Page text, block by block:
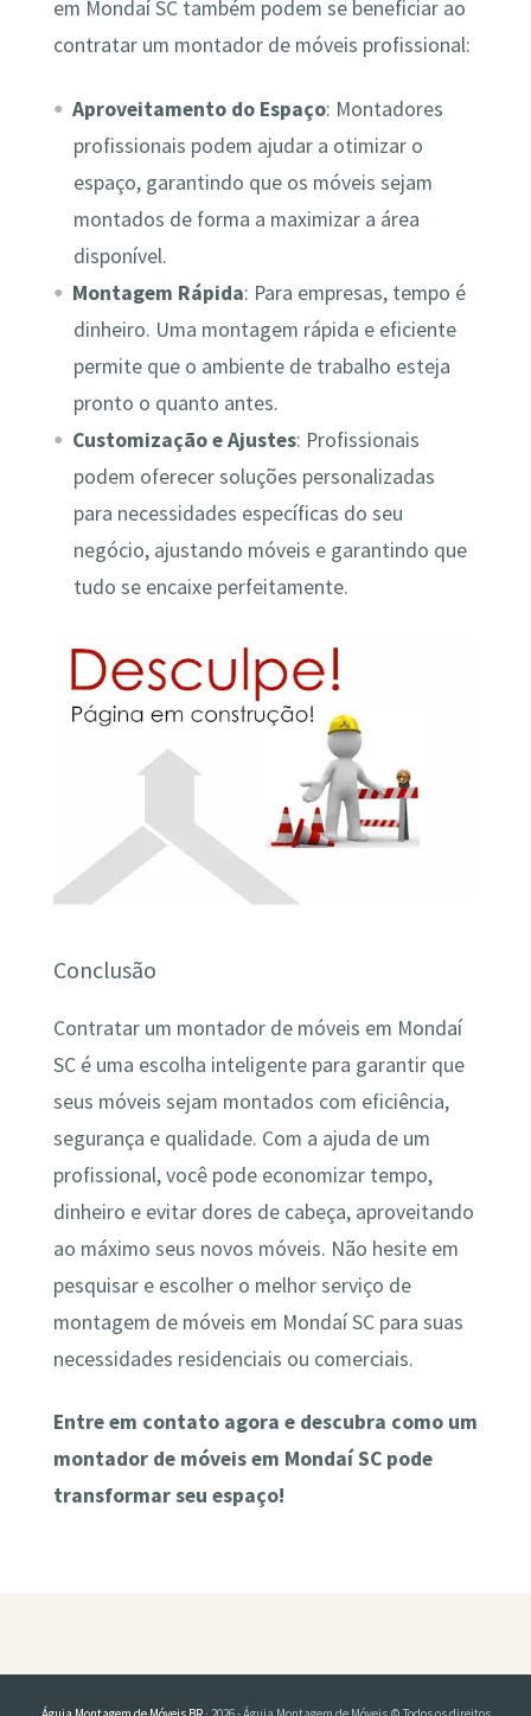
em Mondaí SC também podem se beneficiar ao
contratar um montador de móveis profissional:
Aproveitamento do Espaço: Montadores
profissionais podem ajudar a otimizar o
espaço, garantindo que os móveis sejam
montados de forma a maximizar a área
disponível.
Montagem Rápida: Para empresas, tempo é
dinheiro. Uma montagem rápida e eficiente
permite que o ambiente de trabalho esteja
pronto o quanto antes.
Customização e Ajustes: Profissionais
podem oferecer soluções personalizadas
para necessidades específicas do seu
negócio, ajustando móveis e garantindo que
tudo se encaixe perfeitamente.
Conclusão
Contratar um montador de móveis em Mondaí
SC é uma escolha inteligente para garantir que
seus móveis sejam montados com eficiência,
segurança e qualidade. Com a ajuda de um
profissional, você pode economizar tempo,
dinheiro e evitar dores de cabeça, aproveitando
ao máximo seus novos móveis. Não hesite em
pesquisar e escolher o melhor serviço de
montagem de móveis em Mondaí SC para suas
necessidades residenciais ou comerciais.
Entre em contato agora e descubra como um
montador de móveis em Mondaí SC pode
transformar seu espaço!